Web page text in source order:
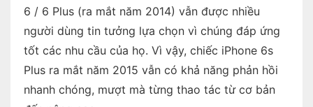
6 / 6 Plus (ra mắt năm 2014) vẫn được nhiều
người dùng tin tưởng lựa chọn vì chúng đáp ứng
tốt các nhu cầu của họ. Vì vậy, chiếc iPhone 6s
Plus ra mắt năm 2015 vẫn có khả năng phản hồi
nhanh chóng, mượt mà từng thao tác từ cơ bản